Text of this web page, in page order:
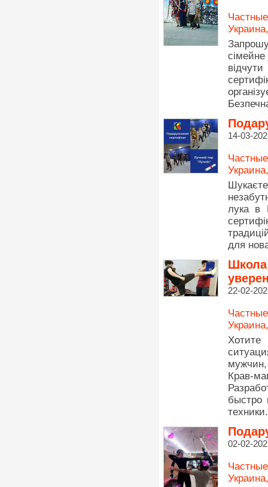
14-03-
лука в
для
Школа
22-02-
Крав-
быстро
техники.
02-02-